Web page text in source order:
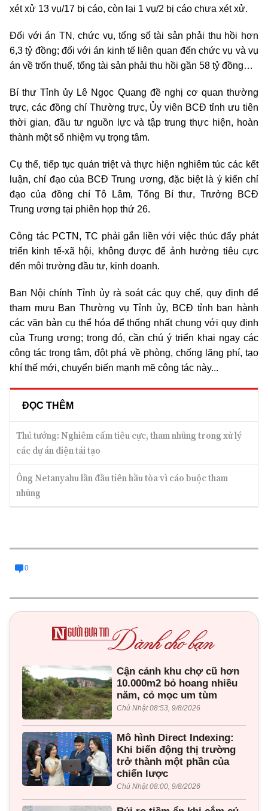
xét xử 13 vụ/17 bị cáo, còn lại 1 vụ/2 bị cáo chưa xét xử.
Đối với án TN, chức vụ, tổng số tài sản phải thu hồi hơn
6,3 tỷ đồng; đối với án kinh tế liên quan đến chức vụ và vụ
án về trốn thuế, tổng tài sản phải thu hồi gần 58 tỷ đồng…
Bí thư Tỉnh ủy Lê Ngọc Quang đề nghị cơ quan thường
trực, các đồng chí Thường trực, Ủy viên BCĐ tỉnh ưu tiên
thời gian, đầu tư nguồn lực và tập trung thực hiện, hoàn
thành một số nhiệm vụ trọng tâm.
Cụ thể, tiếp tục quán triệt và thực hiện nghiêm túc các kết
luận, chỉ đạo của BCĐ Trung ương, đặc biệt là ý kiến chỉ
đạo của đồng chí Tô Lâm, Tổng Bí thư, Trưởng BCĐ
Trung ương tại phiên họp thứ 26.
Công tác PCTN, TC phải gắn liền với việc thúc đẩy phát
triển kinh tế-xã hội, không được để ảnh hưởng tiêu cực
đến môi trường đầu tư, kinh doanh.
Ban Nội chính Tỉnh ủy rà soát các quy chế, quy định để
tham mưu Ban Thường vụ Tỉnh ủy, BCĐ tỉnh ban hành
các văn bản cụ thể hóa để thống nhất chung với quy định
của Trung ương; trong đó, cần chú ý triển khai ngay các
công tác trọng tâm, đột phá về phòng, chống lãng phí, tạo
khí thế mới, chuyển biến mạnh mẽ công tác này...
ĐỌC THÊM
Thủ tướng: Nghiêm cấm tiêu cực, tham nhũng trong xử lý
các dự án điện tái tạo
Ông Netanyahu lần đầu tiên hầu tòa vì cáo buộc tham
nhũng
0
Cận cảnh khu chợ cũ hơn
10.000m2 bỏ hoang nhiều
năm, cỏ mọc um tùm
Chủ Nhật 08:53, 9/8/2026
Mô hình Direct Indexing:
Khi biến động thị trường
trở thành một phần của
chiến lược
Chủ Nhật 08:00, 9/8/2026